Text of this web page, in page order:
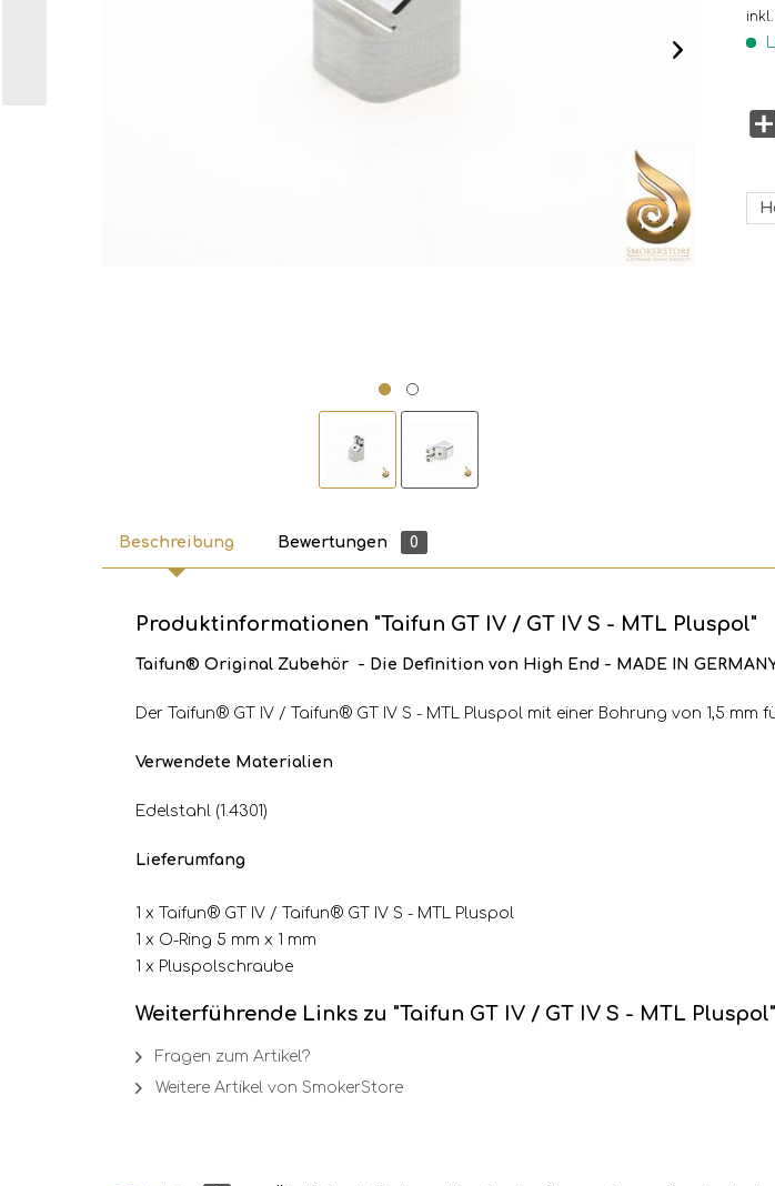
Beschreibung Bewertungen 0
Produktinformationen "Taifun GT IV / GT IV S - MTL Pluspol"
Taifun® Original Zubehör - Die Definition von High End - MADE IN
Der Taifun® GT IV / Taifun® GT IV S - MTL Pluspol mit einer Bohrung von 1,5 mm
Verwendete Materialien
Edelstahl (1.4301)
Lieferumfang
1 x Taifun® GT IV / Taifun® GT IV S - MTL Pluspol
1 x O-Ring 5 mm x 1 mm
1 x Pluspolschraube
Weiterführende Links zu "Taifun GT IV / GT IV S - MTL Pluspol"
Fragen zum Artikel?
Weitere Artikel von SmokerStore